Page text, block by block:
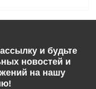
и будьте
новостей и
на нашу